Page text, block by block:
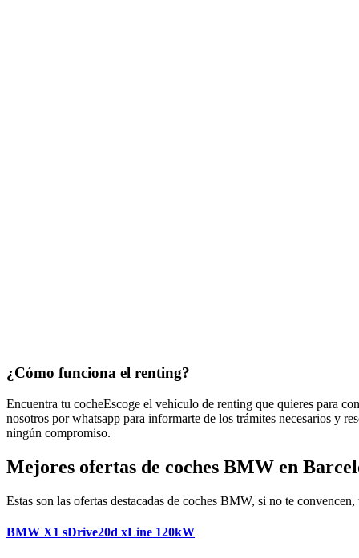
¿Cómo funciona el renting?
Encuentra tu cocheEscoge el vehículo de renting que quieres para
nosotros por whatsapp para informarte de los trámites necesarios y
ningún compromiso.
Mejores ofertas de coches BMW en
Estas son las ofertas destacadas de coches BMW, si no te
BMW X1 sDrive20d xLine 120kW